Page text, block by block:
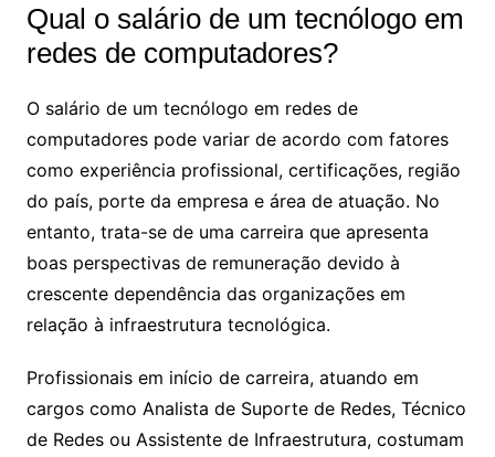
Qual o salário de um tecnólogo em
redes de computadores​?
O salário de um tecnólogo em redes de
computadores pode variar de acordo com fatores
como experiência profissional, certificações, região
do país, porte da empresa e área de atuação. No
entanto, trata-se de uma carreira que apresenta
boas perspectivas de remuneração devido à
crescente dependência das organizações em
relação à infraestrutura tecnológica.
Profissionais em início de carreira, atuando em
cargos como Analista de Suporte de Redes, Técnico
de Redes ou Assistente de Infraestrutura, costumam